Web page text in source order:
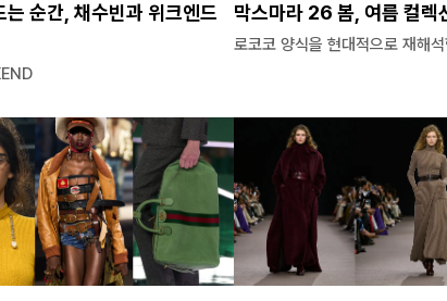
순간, 채수빈과 위크엔드
막스마라 26 봄, 여름 컬렉
로코코 양식을 현대적으로 재해